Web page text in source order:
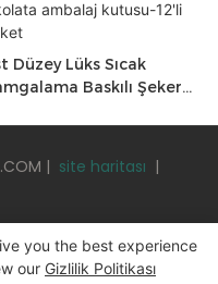
Düzey Lüks Sıcak
Baskılı Şeker
| site haritası |
you the best experience
our Gizlilik Politikası